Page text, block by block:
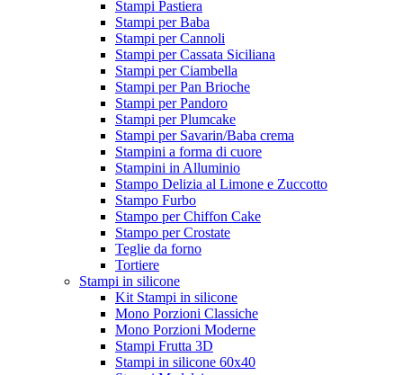
Stampi Pastiera
Stampi per Baba
Stampi per Cannoli
Stampi per Cassata Siciliana
Stampi per Ciambella
Stampi per Pan Brioche
Stampi per Pandoro
Stampi per Plumcake
Stampi per Savarin/Baba crema
Stampini a forma di cuore
Stampini in Alluminio
Stampo Delizia al Limone e Zuccotto
Stampo Furbo
Stampo per Chiffon Cake
Stampo per Crostate
Teglie da forno
Tortiere
Stampi in silicone
Kit Stampi in silicone
Mono Porzioni Classiche
Mono Porzioni Moderne
Stampi Frutta 3D
Stampi in silicone 60x40